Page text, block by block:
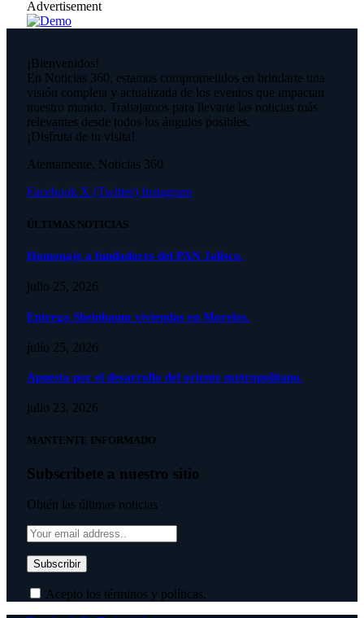
Advertisement
¡Bienvenidos!
En Noticias 360, estamos comprometidos en brindarte una
visión completa y actualizada de los eventos que impactan
nuestro mundo. Trabajamos para llevarte las noticias más
relevantes desde todos los ángulos posibles.
¡Disfruta de tu visita!
Atentamente, Noticias 360
Facebook X (Twitter) Instagram
ÚLTIMAS NOTICIAS
Homenaje a fundadores del PAN Jalisco.
julio 25, 2026
Entrega Sheinbaum viviendas en Morelos.
julio 25, 2026
Apuesta por el desarrollo del oriente metropolitano.
julio 23, 2026
MANTENTE INFORMADO
Subscríbete a nuestro sitio
Obtén las últimas noticias
Acepto los términos y políticas.